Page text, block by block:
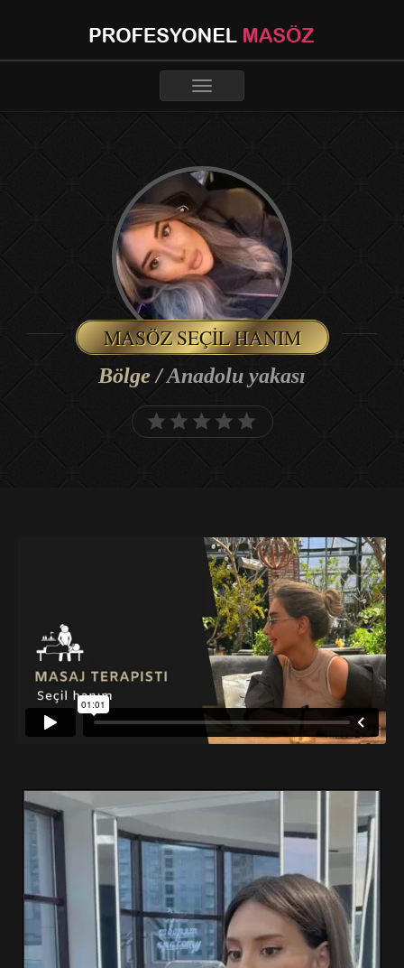
Toggle
MASÖZ SEÇIL HANIM
Bölge /Anadolu yakası